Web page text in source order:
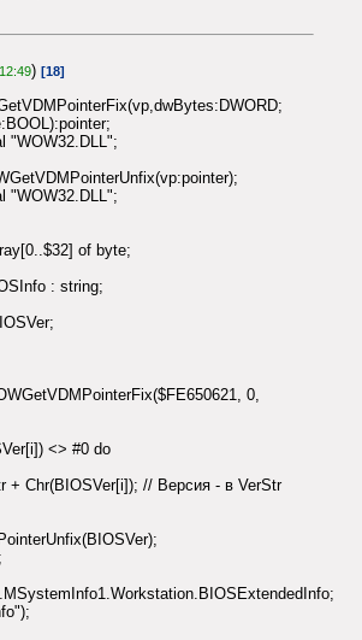
) [18]
"WOW32.DLL";
"WOW32.DLL";
of byte;
: string;
0,
<> #0 do
+ Chr(BIOSVer[i]); // Версия - в VerStr